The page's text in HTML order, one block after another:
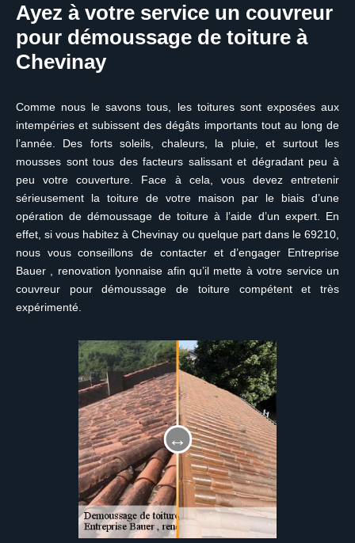
Ayez à votre service un couvreur
pour démoussage de toiture à
Chevinay
Comme nous le savons tous, les toitures sont exposées aux
intempéries et subissent des dégâts importants tout au long de
l’année. Des forts soleils, chaleurs, la pluie, et surtout les
mousses sont tous des facteurs salissant et dégradant peu à
peu votre couverture. Face à cela, vous devez entretenir
sérieusement la toiture de votre maison par le biais d’une
opération de démoussage de toiture à l’aide d’un expert. En
effet, si vous habitez à Chevinay ou quelque part dans le 69210,
nous vous conseillons de contacter et d’engager Entreprise
Bauer , renovation lyonnaise afin qu’il mette à votre service un
couvreur pour démoussage de toiture compétent et très
expérimenté.